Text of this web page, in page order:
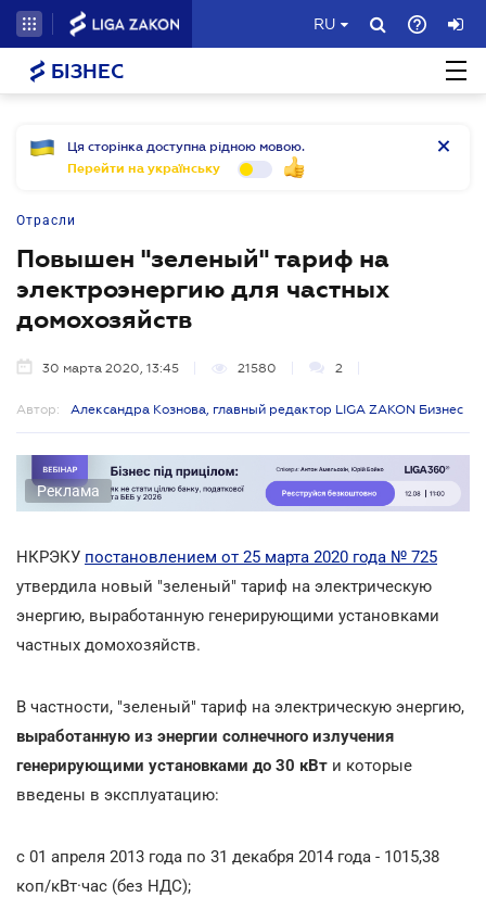
RU
БІЗНЕС
Ця сторінка доступна рідною мовою.
Перейти на українську
Отрасли
Повышен "зеленый" тариф на
электроэнергию для частных
домохозяйств
30 марта 2020, 13:45 21580 2
Автор: Александра Кознова, главный редактор LIGA ZAKON Бизнес
Реклама
НКРЭКУ постановлением от 25 марта 2020 года № 725
утвердила новый "зеленый" тариф на электрическую
энергию, выработанную генерирующими установками
частных домохозяйств.
В частности, "зеленый" тариф на электрическую энергию,
выработанную из энергии солнечного излучения
генерирующими установками до 30 кВт и которые
введены в эксплуатацию:
с 01 апреля 2013 года по 31 декабря 2014 года - 1015,38
коп/кВт·час (без НДС);